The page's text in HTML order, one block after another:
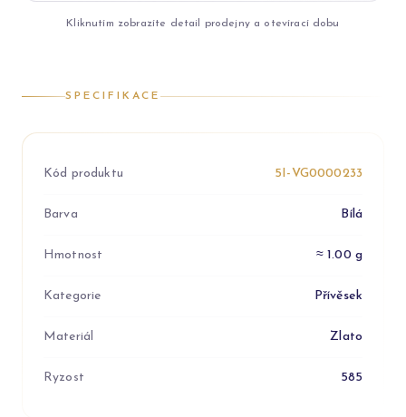
Kliknutím zobrazíte detail prodejny a otevírací dobu
SPECIFIKACE
Kód produktu 5I-VG0000233
Barva Bílá
Hmotnost ≈ 1.00 g
Kategorie Přívěsek
Materiál Zlato
Ryzost 585